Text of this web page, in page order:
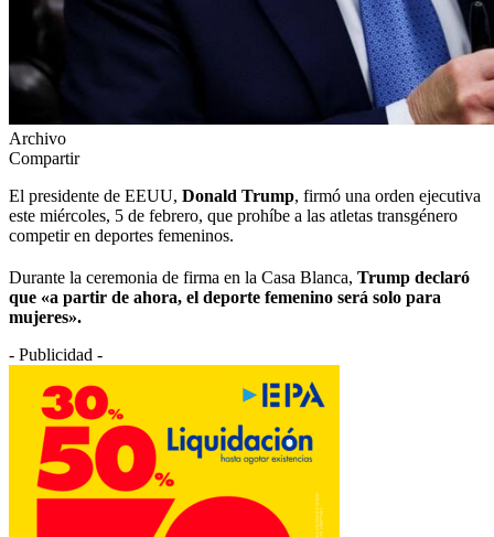
Archivo
Compartir
El presidente de EEUU, Donald Trump, firmó una orden ejecutiva
este miércoles, 5 de febrero, que prohíbe a las atletas transgénero
competir en deportes femeninos.
Durante la ceremonia de firma en la Casa Blanca, Trump declaró
que «a partir de ahora, el deporte femenino será solo para
mujeres».
- Publicidad -